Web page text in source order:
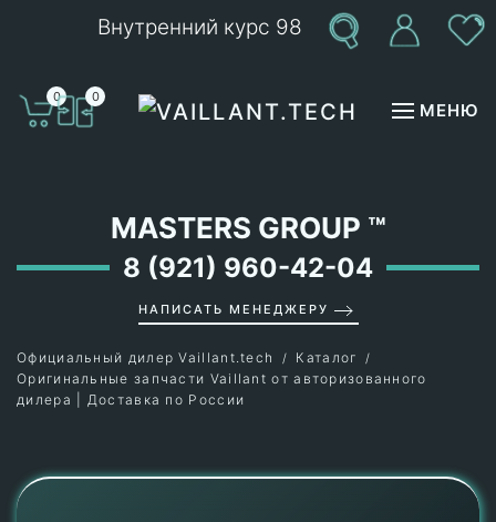
Внутренний курс 98
0 0
МЕНЮ
MASTERS GROUP ™
8 (921) 960-42-04
НАПИСАТЬ МЕНЕДЖЕРУ
Официальный дилер Vaillant.tech
Каталог
Оригинальные запчасти Vaillant от авторизованного
дилера | Доставка по России